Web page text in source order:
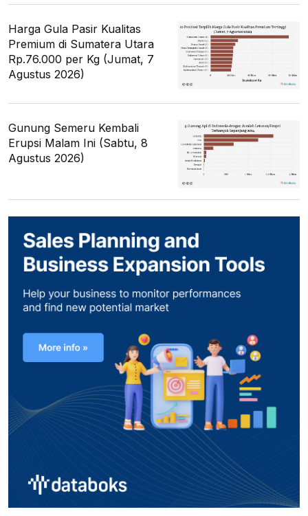
Harga Gula Pasir Kualitas
Premium di Sumatera Utara
Rp.76.000 per Kg (Jumat, 7
Agustus 2026)
Gunung Semeru Kembali
Erupsi Malam Ini (Sabtu, 8
Agustus 2026)